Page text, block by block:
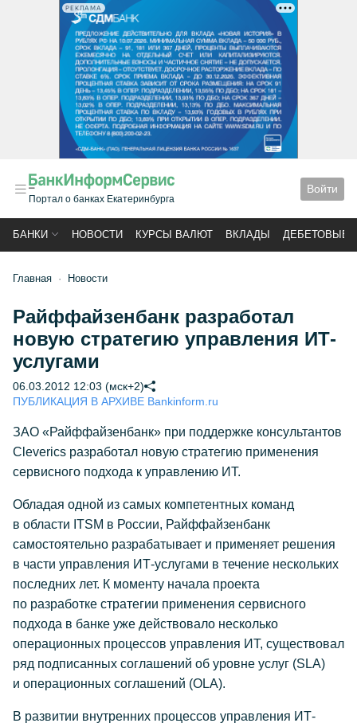
РЕКЛАМА
Портал о банках Екатеринбурга
Войти
БАНКИ НОВОСТИ КУРСЫ ВАЛЮТ ВКЛАДЫ ДЕБЕТОВЫЕ
Главная Новости
Райффайзенбанк разработал
новую стратегию управления ИТ-
услугами
06.03.2012 12:03 (мск+2)
ПУБЛИКАЦИЯ В АРХИВЕ Bankinform.ru
ЗАО «Райффайзенбанк» при поддержке консультантов
Cleverics разработал новую стратегию применения
сервисного подхода к управлению ИТ.
Обладая одной из самых компетентных команд
в области ITSM в России, Райффайзенбанк
самостоятельно разрабатывает и применяет решения
в части управления ИТ-услугами в течение нескольких
последних лет. К моменту начала проекта
по разработке стратегии применения сервисного
подхода в банке уже действовало несколько
операционных процессов управления ИТ, существовал
ряд подписанных соглашений об уровне услуг (SLA)
и операционных соглашений (OLA).
В развитии внутренних процессов управления ИТ-